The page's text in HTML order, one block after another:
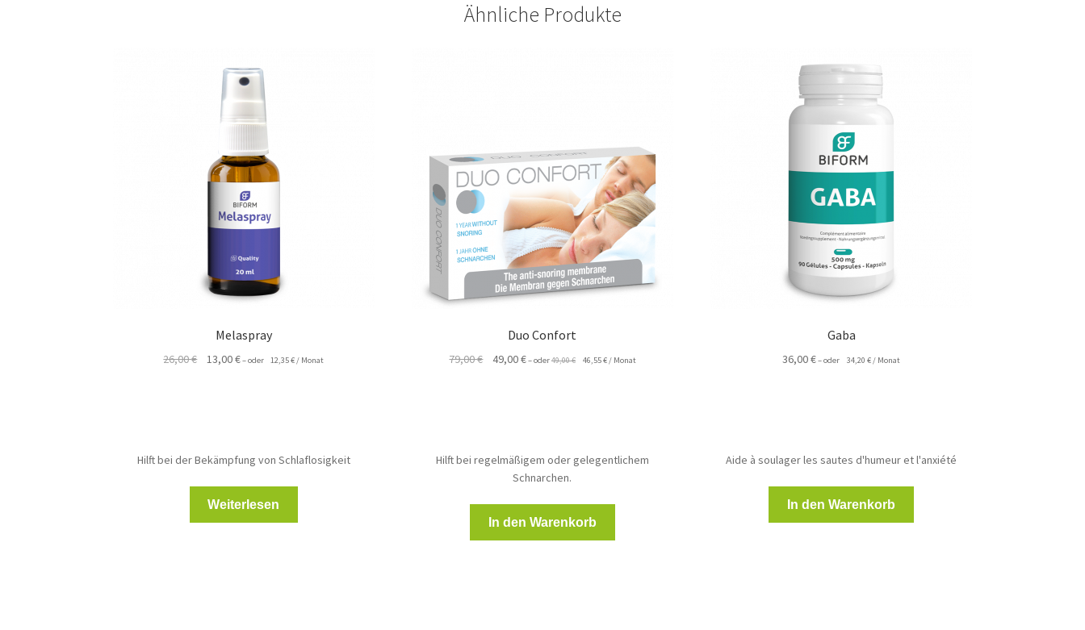
Ähnliche Produkte
Melaspray
26,00€
Ursprünglicher
13,00€Aktueller
–oder 12,35€ / Monat
Hilft bei der Bekämpfung von Schlaflosigkeit
Weiterlesen
Duo Confort
79,00€
Ursprünglicher
49,00€Aktueller
–oder49,00€
Preis
46,55€
Preis
/ Monat
Hilft bei regelmäßigem oder gelegentlichem
Schnarchen.
In den Warenkorb
Gaba
36,00€–oder 34,20 € / Monat
Aide à soulager les sautes d'humeur et l'anxiété
In den Warenkorb